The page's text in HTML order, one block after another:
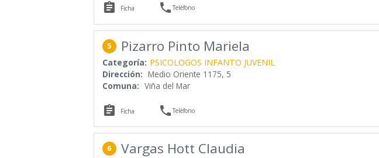
 Ficha Teléfono
5 Pizarro Pinto Mariela
Categoría: PSICOLOGOS INFANTO JUVENIL
Dirección: Medio Oriente 1175, 5
Comuna: Viña del Mar
 Ficha Teléfono
6 Vargas Hott Claudia